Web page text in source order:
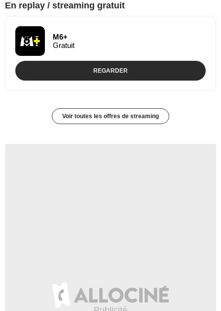
En replay / streaming gratuit
M6+
Gratuit
REGARDER
Voir toutes les offres de streaming